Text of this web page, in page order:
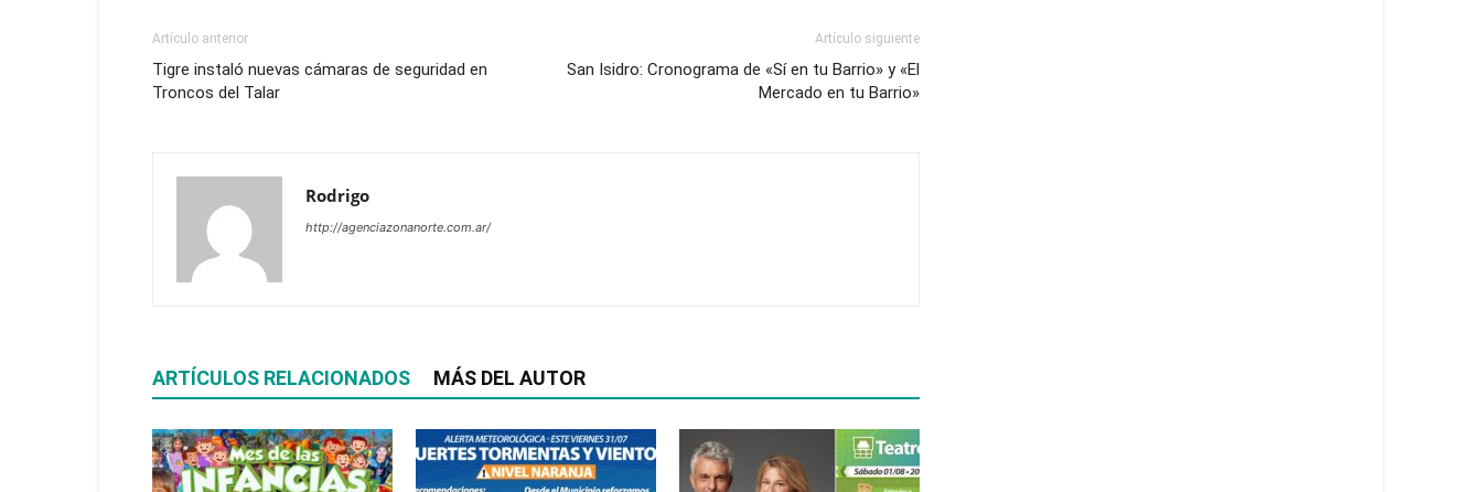
Artículo anterior
Tigre instaló nuevas cámaras de seguridad en
Troncos del Talar
Artículo siguiente
San Isidro: Cronograma de «Sí en tu Barrio» y «El
Mercado en tu Barrio»
Rodrigo
http://agenciazonanorte.com.ar/
ARTÍCULOS RELACIONADOS MÁS DEL AUTOR